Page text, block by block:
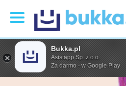
Bukka.pl
Asistapp Sp. z o.o.
Za darmo - w Google Play